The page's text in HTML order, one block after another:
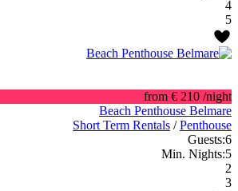
4
5
from € 210 /night
Beach Penthouse Belmare
Short Term Rentals /Penthouse
Guests:6
Min. Nights:5
2
3